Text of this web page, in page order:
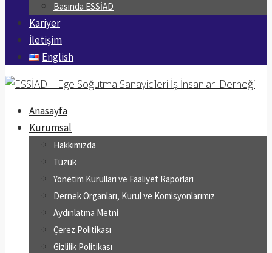
Basında ESSİAD
Kariyer
İletişim
English
Anasayfa
Kurumsal
Hakkımızda
Tüzük
Yönetim Kurulları ve Faaliyet Raporları
Dernek Organları, Kurul ve Komisyonlarımız
Aydınlatma Metni
Çerez Politikası
Gizlilik Politikası